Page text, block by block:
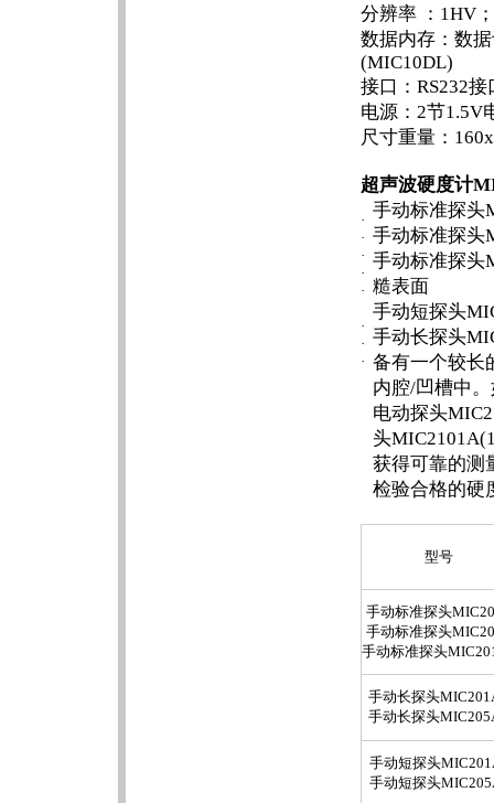
分辨率 ：1HV
数据内存：数
(MIC10DL)
接口：RS232
电源：2节1.5V
尺寸重量：
超声波硬度计
·
·
·
·
·
·
·
·
手动标准探头
手动标准探头
手动标准探头
糙表面
手动短探头
手动长探头
备有一个较长
内腔/凹槽中
电动探头
头
获得可靠的测
检验合格的硬
型号
手动标准探头
手动标准探头
手动标准探头
手动长探头
手动长探头
手动短探头
手动短探头